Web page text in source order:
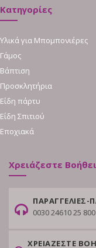
Κατηγορίες
Υλικά για Μπομπονιέρες
Γάμος
Βάπτιση
Προσκλητήρια
Είδη πάρτυ
Είδη Σπιτιού
Εποχιακά
Χρειάζεστε
ΠΑΡΑΓΓΕΛΙΕΣ-
0030 24610 25 800
ΧΡΕΙΑΖΕΣΤΕ